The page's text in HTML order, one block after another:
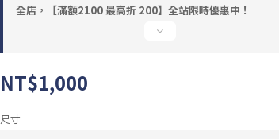
全店，【滿額2100 最高折 200】全站限時優惠中！
NT$1,000
尺寸